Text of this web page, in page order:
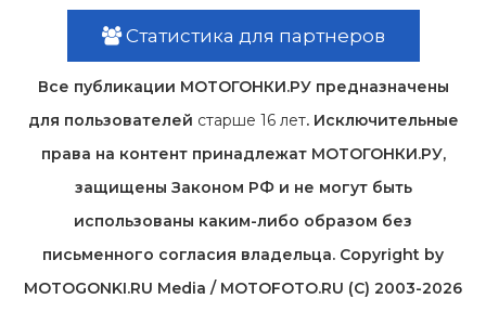
Статистика для партнеров
Все публикации МОТОГОНКИ.РУ предназначены
для пользователей старше 16 лет. Исключительные
права на контент принадлежат МОТОГОНКИ.РУ,
защищены Законом РФ и не могут быть
использованы каким-либо образом без
письменного согласия владельца. Copyright by
MOTOGONKI.RU Media / MOTOFOTO.RU (C) 2003-2026